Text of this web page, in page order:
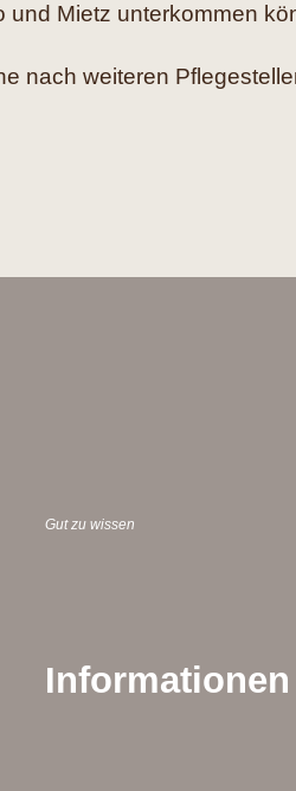
und Mietz unterkommen
nach weiteren
Gut zu wissen
Informationen